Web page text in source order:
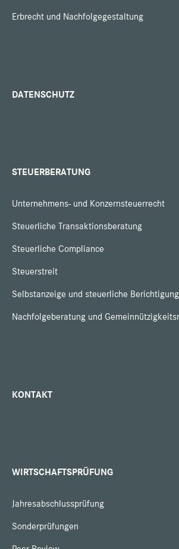
Erbrecht und Nachfolgegestaltung
DATENSCHUTZ
STEUERBERATUNG
Unternehmens- und Konzernsteuerrecht
Steuerliche Transaktionsberatung
Steuerliche Compliance
Steuerstreit
Selbstanzeige und steuerliche Berichtigung
Nachfolgeberatung und
KONTAKT
WIRTSCHAFTSPRÜFUNG
Jahresabschlussprüfung
Sonderprüfungen